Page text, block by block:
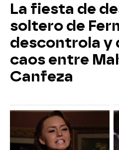
La fiesta de
soltero de
descontrola y
caos entre
Canfeza